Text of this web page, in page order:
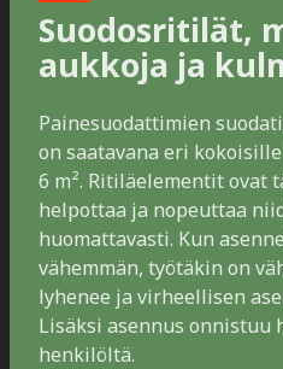
Suodosritilät,
aukkoja ja
Painesuodattimien
on saatavana eri kokoisille
6 m². Ritiläelementit ovat
helpottaa ja nopeuttaa
huomattavasti. Kun
vähemmän, työtäkin on
lyhenee ja virheellisen
Lisäksi asennus onnistuu
henkilöltä.